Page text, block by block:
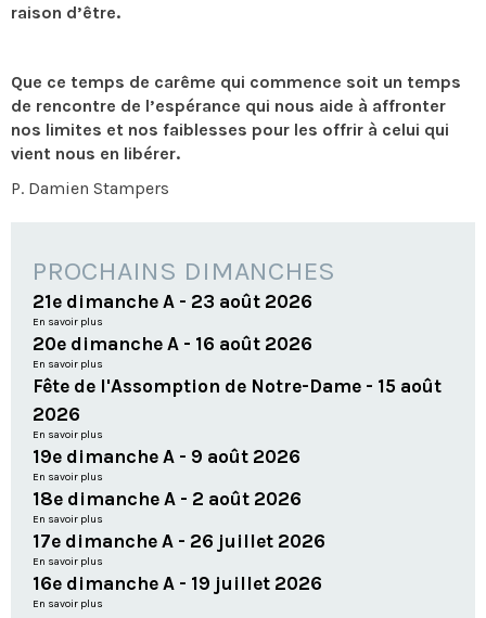
raison d’être.
Que ce temps de carême qui commence soit un temps
de rencontre de l’espérance qui nous aide à affronter
nos limites et nos faiblesses pour les offrir à celui qui
vient nous en libérer.
P. Damien Stampers
PROCHAINS DIMANCHES
21e dimanche A - 23 août 2026
En savoir plus
20e dimanche A - 16 août 2026
En savoir plus
Fête de l'Assomption de Notre-Dame - 15 août
2026
En savoir plus
19e dimanche A - 9 août 2026
En savoir plus
18e dimanche A - 2 août 2026
En savoir plus
17e dimanche A - 26 juillet 2026
En savoir plus
16e dimanche A - 19 juillet 2026
En savoir plus